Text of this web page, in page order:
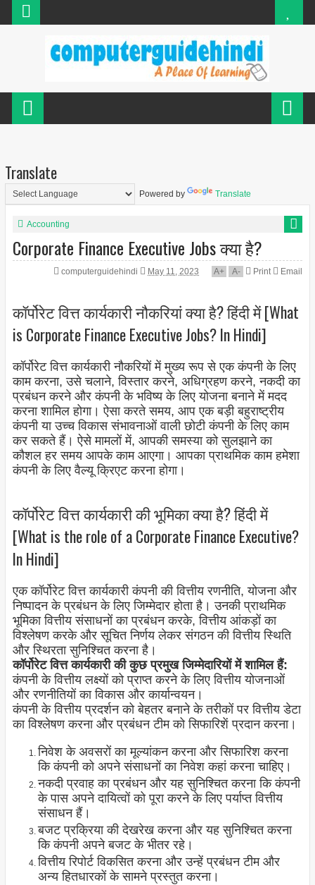
Translate
Powered by Translate
Accounting
Corporate Finance Executive Jobs क्या है?
computerguidehindi May 11, 2023 A+ A- Print Email
कॉर्पोरेट वित्त कार्यकारी नौकरियां क्या है? हिंदी में [What
is Corporate Finance Executive Jobs? In Hindi]
कॉर्पोरेट वित्त कार्यकारी नौकरियों में मुख्य रूप से एक कंपनी के लिए
काम करना, उसे चलाने, विस्तार करने, अधिग्रहण करने, नकदी का
प्रबंधन करने और कंपनी के भविष्य के लिए योजना बनाने में मदद
करना शामिल होगा। ऐसा करते समय, आप एक बड़ी बहुराष्ट्रीय
कंपनी या उच्च विकास संभावनाओं वाली छोटी कंपनी के लिए काम
कर सकते हैं। ऐसे मामलों में, आपकी समस्या को सुलझाने का
कौशल हर समय आपके काम आएगा। आपका प्राथमिक काम हमेशा
कंपनी के लिए वैल्यू क्रिएट करना होगा।
कॉर्पोरेट वित्त कार्यकारी की भूमिका क्या है? हिंदी में
[What is the role of a Corporate Finance Executive?
In Hindi]
एक कॉर्पोरेट वित्त कार्यकारी कंपनी की वित्तीय रणनीति, योजना और
निष्पादन के प्रबंधन के लिए जिम्मेदार होता है। उनकी प्राथमिक
भूमिका वित्तीय संसाधनों का प्रबंधन करके, वित्तीय आंकड़ों का
विश्लेषण करके और सूचित निर्णय लेकर संगठन की वित्तीय स्थिति
और स्थिरता सुनिश्चित करना है।
कॉर्पोरेट वित्त कार्यकारी की कुछ प्रमुख जिम्मेदारियों में शामिल हैं:
कंपनी के वित्तीय लक्ष्यों को प्राप्त करने के लिए वित्तीय योजनाओं
और रणनीतियों का विकास और कार्यान्वयन।
कंपनी के वित्तीय प्रदर्शन को बेहतर बनाने के तरीकों पर वित्तीय डेटा
का विश्लेषण करना और प्रबंधन टीम को सिफारिशें प्रदान करना।
निवेश के अवसरों का मूल्यांकन करना और सिफारिश करना
कि कंपनी को अपने संसाधनों का निवेश कहां करना चाहिए।
नकदी प्रवाह का प्रबंधन और यह सुनिश्चित करना कि कंपनी
के पास अपने दायित्वों को पूरा करने के लिए पर्याप्त वित्तीय
संसाधन हैं।
बजट प्रक्रिया की देखरेख करना और यह सुनिश्चित करना
कि कंपनी अपने बजट के भीतर रहे।
वित्तीय रिपोर्ट विकसित करना और उन्हें प्रबंधन टीम और
अन्य हितधारकों के सामने प्रस्तुत करना।